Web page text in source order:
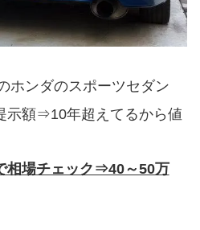
ホンダのスポーツセダン
示額⇒10年超えてるから値
相場チェック⇒40～50万